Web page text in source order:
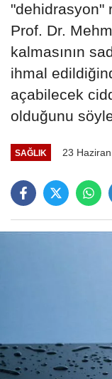
"dehidrasyon"
Prof. Dr.
kalmasının
ihmal
açabilecek
olduğunu
SAĞLIK 23